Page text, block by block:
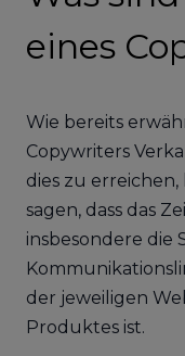
eines
Wie bereits
Copywriters
dies zu
sagen, dass das
insbesondere die
der jeweiligen
Produktes ist.